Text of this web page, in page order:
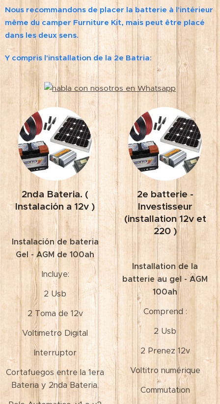
Nous recommandons de placer la batterie à l'intérieur
même du camper Furniture Kit, mais peut être placé
dans les deux sens.
Y compris l'installation de la 2e Batria:
2nda Bateria. (
Instalación a 12v )
Instalación de bateria
Gel - AGM de 100ah
Incluye:
2 Usb
2 Toma de 12v
Voltimetro Digital
Interruptor
Cortafuegos entre la 1era
Bateria y 2nda Bateria.
2e batterie -
Investisseur
(installation 12v et
220 )
Installation de la
batterie au gel - AGM
100ah
Comprend :
2 Usb
2 Prenez 12v
Voltitro numérique
Commutation